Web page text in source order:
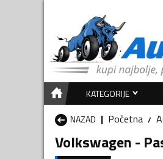
KATEGORIJE
NAZAD
Početna
Volkswagen -